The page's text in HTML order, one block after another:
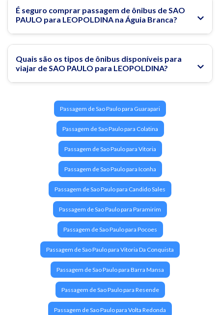
É seguro comprar passagem de ônibus de SAO
PAULO para LEOPOLDINA na Águia Branca?
Quais são os tipos de ônibus disponíveis para
viajar de SAO PAULO para LEOPOLDINA?
Passagem de Sao Paulo para Guarapari
Passagem de Sao Paulo para Colatina
Passagem de Sao Paulo para Vitoria
Passagem de Sao Paulo para Iconha
Passagem de Sao Paulo para Candido Sales
Passagem de Sao Paulo para Paramirim
Passagem de Sao Paulo para Pocoes
Passagem de Sao Paulo para Vitoria Da Conquista
Passagem de Sao Paulo para Barra Mansa
Passagem de Sao Paulo para Resende
Passagem de Sao Paulo para Volta Redonda